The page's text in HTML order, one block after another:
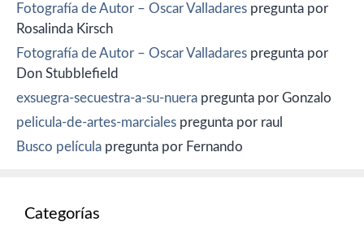
Fotografía de Autor – Oscar Valladares pregunta por
Rosalinda Kirsch
Fotografía de Autor – Oscar Valladares pregunta por
Don Stubblefield
exsuegra-secuestra-a-su-nuera pregunta por Gonzalo
pelicula-de-artes-marciales pregunta por raul
Busco película pregunta por Fernando
Categorías